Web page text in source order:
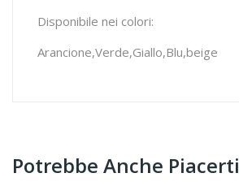
Disponibile nei colori:
Arancione,Verde,Giallo,Blu,beige
Potrebbe Anche Piacerti